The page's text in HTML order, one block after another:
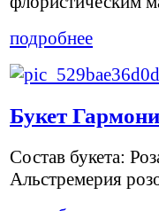
подробнее
Букет
Состав букета:
Альстремерия